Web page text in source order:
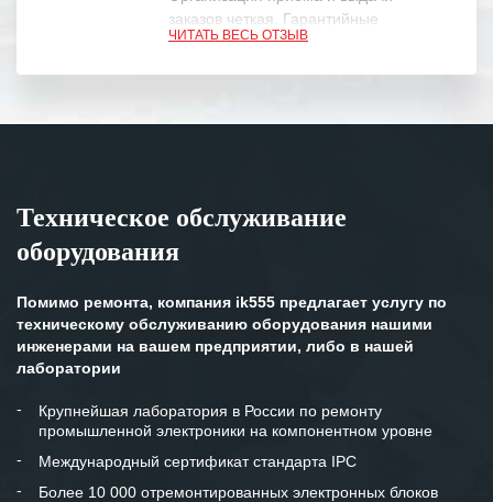
заказов четкая. Гарантийные
обязательства выполняются в
Особенно хочется отметить высокую
клиентоориентированность
готовность помочь в самых сложных
Мы высоко ценим сложившиеся
и доверительные партнерские
отношения и искренне желаем
«Инженерной компании «555» долгих
лет успеха и процветания.
ЧИТАТЬ ВЕСЬ ОТЗЫВ
Техническое обслуживание
оборудования
Помимо ремонта, компания ik555 предлагает услугу по
техническому обслуживанию оборудования нашими
инженерами на вашем предприятии, либо в нашей
лаборатории
Крупнейшая лаборатория в России по ремонту
промышленной электроники на компонентном уровне
Международный сертификат стандарта IPC
Более 10 000 отремонтированных электронных блоков